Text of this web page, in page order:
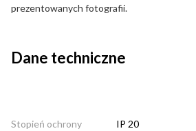
prezentowanych fotografii.
Dane techniczne
Stopień ochrony IP 20